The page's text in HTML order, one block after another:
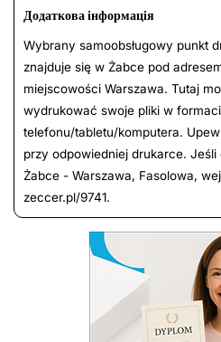
Додаткова інформація
Wybrany samoobsługowy punkt
znajduje się w Żabce pod
miejscowości Warszawa. Tutaj
wydrukować swoje pliki w
telefonu/tabletu/komputera.
przy odpowiedniej drukarce.
Żabce - Warszawa, Fasolowa,
zeccer.pl/9741.